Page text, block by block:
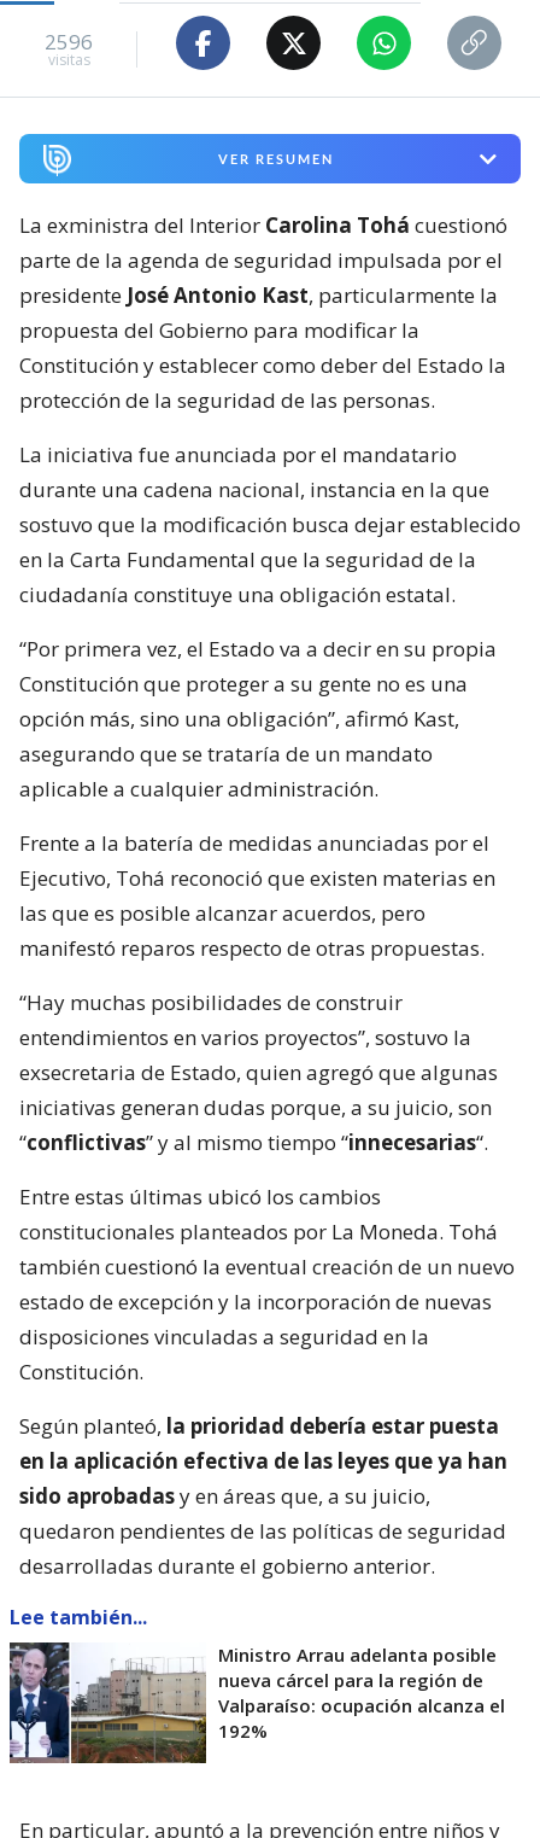
2596
visitas
VER RESUMEN
La exministra del Interior Carolina Tohá cuestionó
parte de la agenda de seguridad impulsada por el
presidente José Antonio Kast, particularmente la
propuesta del Gobierno para modificar la
Constitución y establecer como deber del Estado la
protección de la seguridad de las personas.
La iniciativa fue anunciada por el mandatario
durante una cadena nacional, instancia en la que
sostuvo que la modificación busca dejar establecido
en la Carta Fundamental que la seguridad de la
ciudadanía constituye una obligación estatal.
“Por primera vez, el Estado va a decir en su propia
Constitución que proteger a su gente no es una
opción más, sino una obligación”, afirmó Kast,
asegurando que se trataría de un mandato
aplicable a cualquier administración.
Frente a la batería de medidas anunciadas por el
Ejecutivo, Tohá reconoció que existen materias en
las que es posible alcanzar acuerdos, pero
manifestó reparos respecto de otras propuestas.
“Hay muchas posibilidades de construir
entendimientos en varios proyectos”, sostuvo la
exsecretaria de Estado, quien agregó que algunas
iniciativas generan dudas porque, a su juicio, son
“conflictivas” y al mismo tiempo “innecesarias“.
Entre estas últimas ubicó los cambios
constitucionales planteados por La Moneda. Tohá
también cuestionó la eventual creación de un nuevo
estado de excepción y la incorporación de nuevas
disposiciones vinculadas a seguridad en la
Constitución.
Según planteó, la prioridad debería estar puesta
en la aplicación efectiva de las leyes que ya han
sido aprobadasy en áreas que, a su juicio,
quedaron pendientes de las políticas de seguridad
desarrolladas durante el gobierno anterior.
Lee también...
Ministro Arrau adelanta posible
nueva cárcel para la región de
Valparaíso: ocupación alcanza el
192%
En particular, apuntó a la prevención entre niños y